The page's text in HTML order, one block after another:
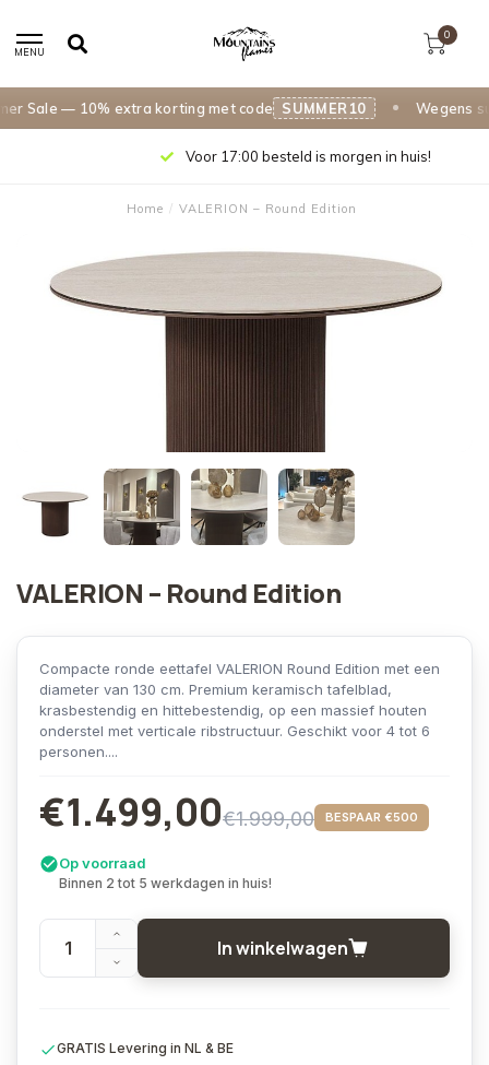
Sale — 10% extra korting met code SUMMER10 Wegens
MENU
0
Voor 17:00 besteld is morgen in huis!
Home / VALERION – Round Edition
VALERION – Round Edition
Compacte ronde eettafel VALERION Round Edition met een
diameter van 130 cm. Premium keramisch tafelblad,
krasbestendig en hittebestendig, op een massief houten
onderstel met verticale ribstructuur. Geschikt voor 4 tot 6
personen....
€1.499,00€1.999,00 BESPAAR €500
Op voorraad
Binnen 2 tot 5 werkdagen in huis!
In winkelwagen
GRATIS Levering in NL & BE